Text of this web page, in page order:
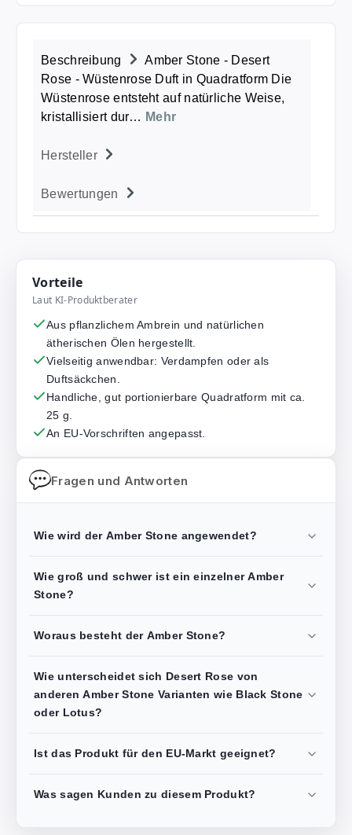
Beschreibung
Amber Stone - Desert
Rose - Wüstenrose Duft in Quadratform Die
Wüstenrose entsteht auf natürliche Weise,
kristallisiert dur… Mehr
Hersteller
Bewertungen
Vorteile
Laut KI-Produktberater
Aus pflanzlichem Ambrein und natürlichen
ätherischen Ölen hergestellt.
Vielseitig anwendbar: Verdampfen oder als
Duftsäckchen.
Handliche, gut portionierbare Quadratform mit ca.
25 g.
An EU-Vorschriften angepasst.
Fragen und Antworten
Wie wird der Amber Stone angewendet?
Wie groß und schwer ist ein einzelner Amber
Stone?
Woraus besteht der Amber Stone?
Wie unterscheidet sich Desert Rose von
anderen Amber Stone Varianten wie Black Stone
oder Lotus?
Ist das Produkt für den EU-Markt geeignet?
Was sagen Kunden zu diesem Produkt?